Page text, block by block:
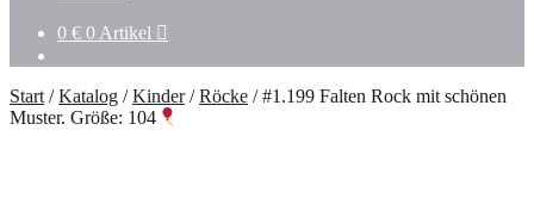
0 € 0 Artikel
Start /Katalog /Kinder/Röcke /#1.199 Falten Rock mit schönen
Muster. Größe: 104